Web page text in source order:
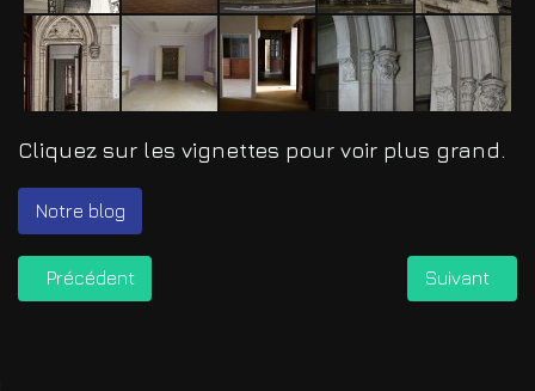
Cliquez sur les vignettes pour voir plus grand.
Notre blog
Article précédent : Exposition à la Médiathèque
Précédent Article
Suivant